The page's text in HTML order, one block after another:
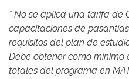
* No se aplica una tarifa de
capacitaciones de
requisitos del plan de
Debe obtener como mínimo
totales del programa en